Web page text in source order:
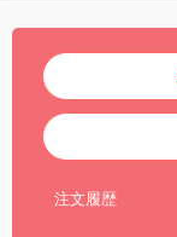
注文履歴